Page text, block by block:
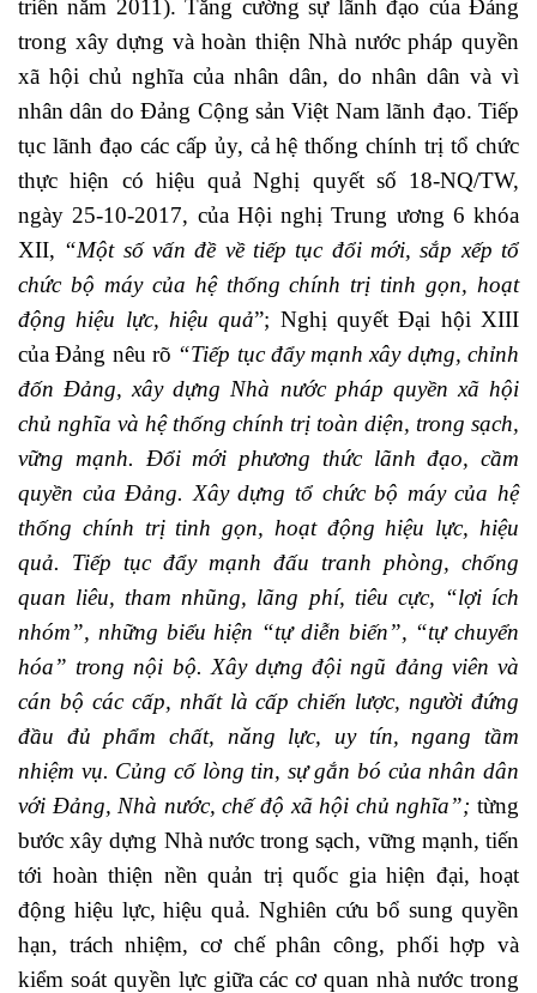
triển năm 2011). Tăng cường sự lãnh đạo của Đảng
trong xây dựng và hoàn thiện Nhà nước pháp quyền
xã hội chủ nghĩa của nhân dân, do nhân dân và vì
nhân dân do Đảng Cộng sản Việt Nam lãnh đạo. Tiếp
tục lãnh đạo các cấp ủy, cả hệ thống chính trị tổ chức
thực hiện có hiệu quả Nghị quyết số 18-NQ/TW,
ngày 25-10-2017, của Hội nghị Trung ương 6 khóa
XII, “Một số vấn đề về tiếp tục đổi mới, sắp xếp tổ
chức bộ máy của hệ thống chính trị tinh gọn, hoạt
động hiệu lực, hiệu quả”; Nghị quyết Đại hội XIII
của Đảng nêu rõ “Tiếp tục đẩy mạnh xây dựng, chỉnh
đốn Đảng, xây dựng Nhà nước pháp quyền xã hội
chủ nghĩa và hệ thống chính trị toàn diện, trong sạch,
vững mạnh. Đổi mới phương thức lãnh đạo, cầm
quyền của Đảng. Xây dựng tổ chức bộ máy của hệ
thống chính trị tinh gọn, hoạt động hiệu lực, hiệu
quả. Tiếp tục đẩy mạnh đấu tranh phòng, chống
quan liêu, tham nhũng, lãng phí, tiêu cực, “lợi ích
nhóm”, những biểu hiện “tự diễn biến”, “tự chuyển
hóa” trong nội bộ. Xây dựng đội ngũ đảng viên và
cán bộ các cấp, nhất là cấp chiến lược, người đứng
đầu đủ phẩm chất, năng lực, uy tín, ngang tầm
nhiệm vụ. Củng cố lòng tin, sự gắn bó của nhân dân
với Đảng, Nhà nước, chế độ xã hội chủ nghĩa”; từng
bước xây dựng Nhà nước trong sạch, vững mạnh, tiến
tới hoàn thiện nền quản trị quốc gia hiện đại, hoạt
động hiệu lực, hiệu quả. Nghiên cứu bổ sung quyền
hạn, trách nhiệm, cơ chế phân công, phối hợp và
kiểm soát quyền lực giữa các cơ quan nhà nước trong